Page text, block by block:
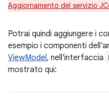
Aggiornamento del servizio
Potrai quindi aggiungere i
esempio i componenti
ViewModel, nell'interfaccia
mostrato qui: